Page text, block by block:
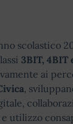
scolastico
3BIT, 4BIT
ai
,
utilizzo